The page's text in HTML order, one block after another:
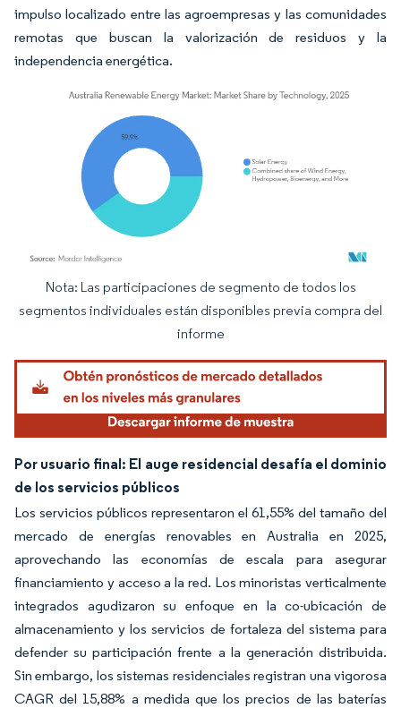
impulso localizado entre las agroempresas y las comunidades
remotas que buscan la valorización de residuos y la
independencia energética.
Imagen © Mordor Intelligence. El uso requiere atribución según CC BY 4.0.
Nota: Las participaciones de segmento de todos los
segmentos individuales están disponibles previa compra del
informe
Por usuario final: El auge residencial desafía el dominio
de los servicios públicos
Los servicios públicos representaron el 61,55% del tamaño del
mercado de energías renovables en Australia en 2025,
aprovechando las economías de escala para asegurar
financiamiento y acceso a la red. Los minoristas verticalmente
integrados agudizaron su enfoque en la co-ubicación de
almacenamiento y los servicios de fortaleza del sistema para
defender su participación frente a la generación distribuida.
Sin embargo, los sistemas residenciales registran una vigorosa
CAGR del 15,88% a medida que los precios de las baterías